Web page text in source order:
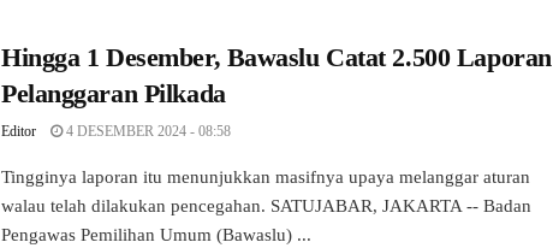
Hingga 1 Desember, Bawaslu Catat 2.500 Laporan
Pelanggaran Pilkada
Editor 4 DESEMBER 2024 - 08:58
Tingginya laporan itu menunjukkan masifnya upaya melanggar aturan
walau telah dilakukan pencegahan. SATUJABAR, JAKARTA -- Badan
Pengawas Pemilihan Umum (Bawaslu) ...